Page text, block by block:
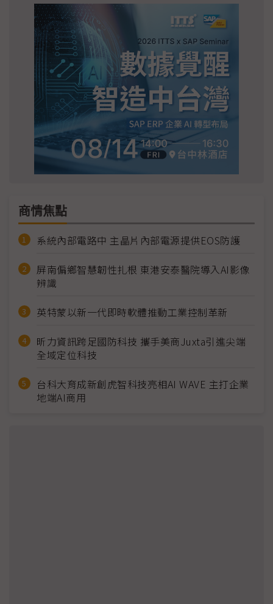
商情焦點
系統內部電路中 主晶片內部電源提供EOS防護
屏南偏鄉智慧韌性扎根 東港安泰醫院導入AI影像
辨識
英特蒙以新一代即時軟體推動工業控制革新
昕力資訊跨足國防科技 攜手美商Juxta引進尖端
全域定位科技
台科大育成新創虎智科技亮相AI WAVE 主打企業
地端AI商用